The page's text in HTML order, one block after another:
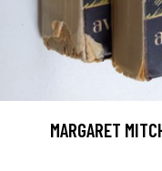
MARGARET